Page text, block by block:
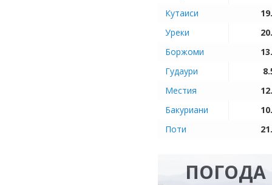
Кутаиси
Уреки
Боржоми
Гудаури
Местия
Бакуриани
Поти
ПОГОДА